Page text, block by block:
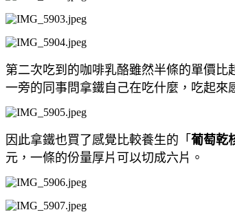
第二次吃到的咖啡乳酪雖然半條的單價
一旁的同事問拿鐵自己在吃什麼，吃起來
因此拿鐵也買了感覺比較養生的「 葡萄乾
元，一條的份量厚片可以切成六片。